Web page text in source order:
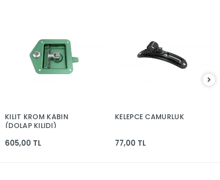
KILIT KROM KABIN
(DOLAP KILIDI)
605,00 TL
KELEPCE CAMURLUK
77,00 TL